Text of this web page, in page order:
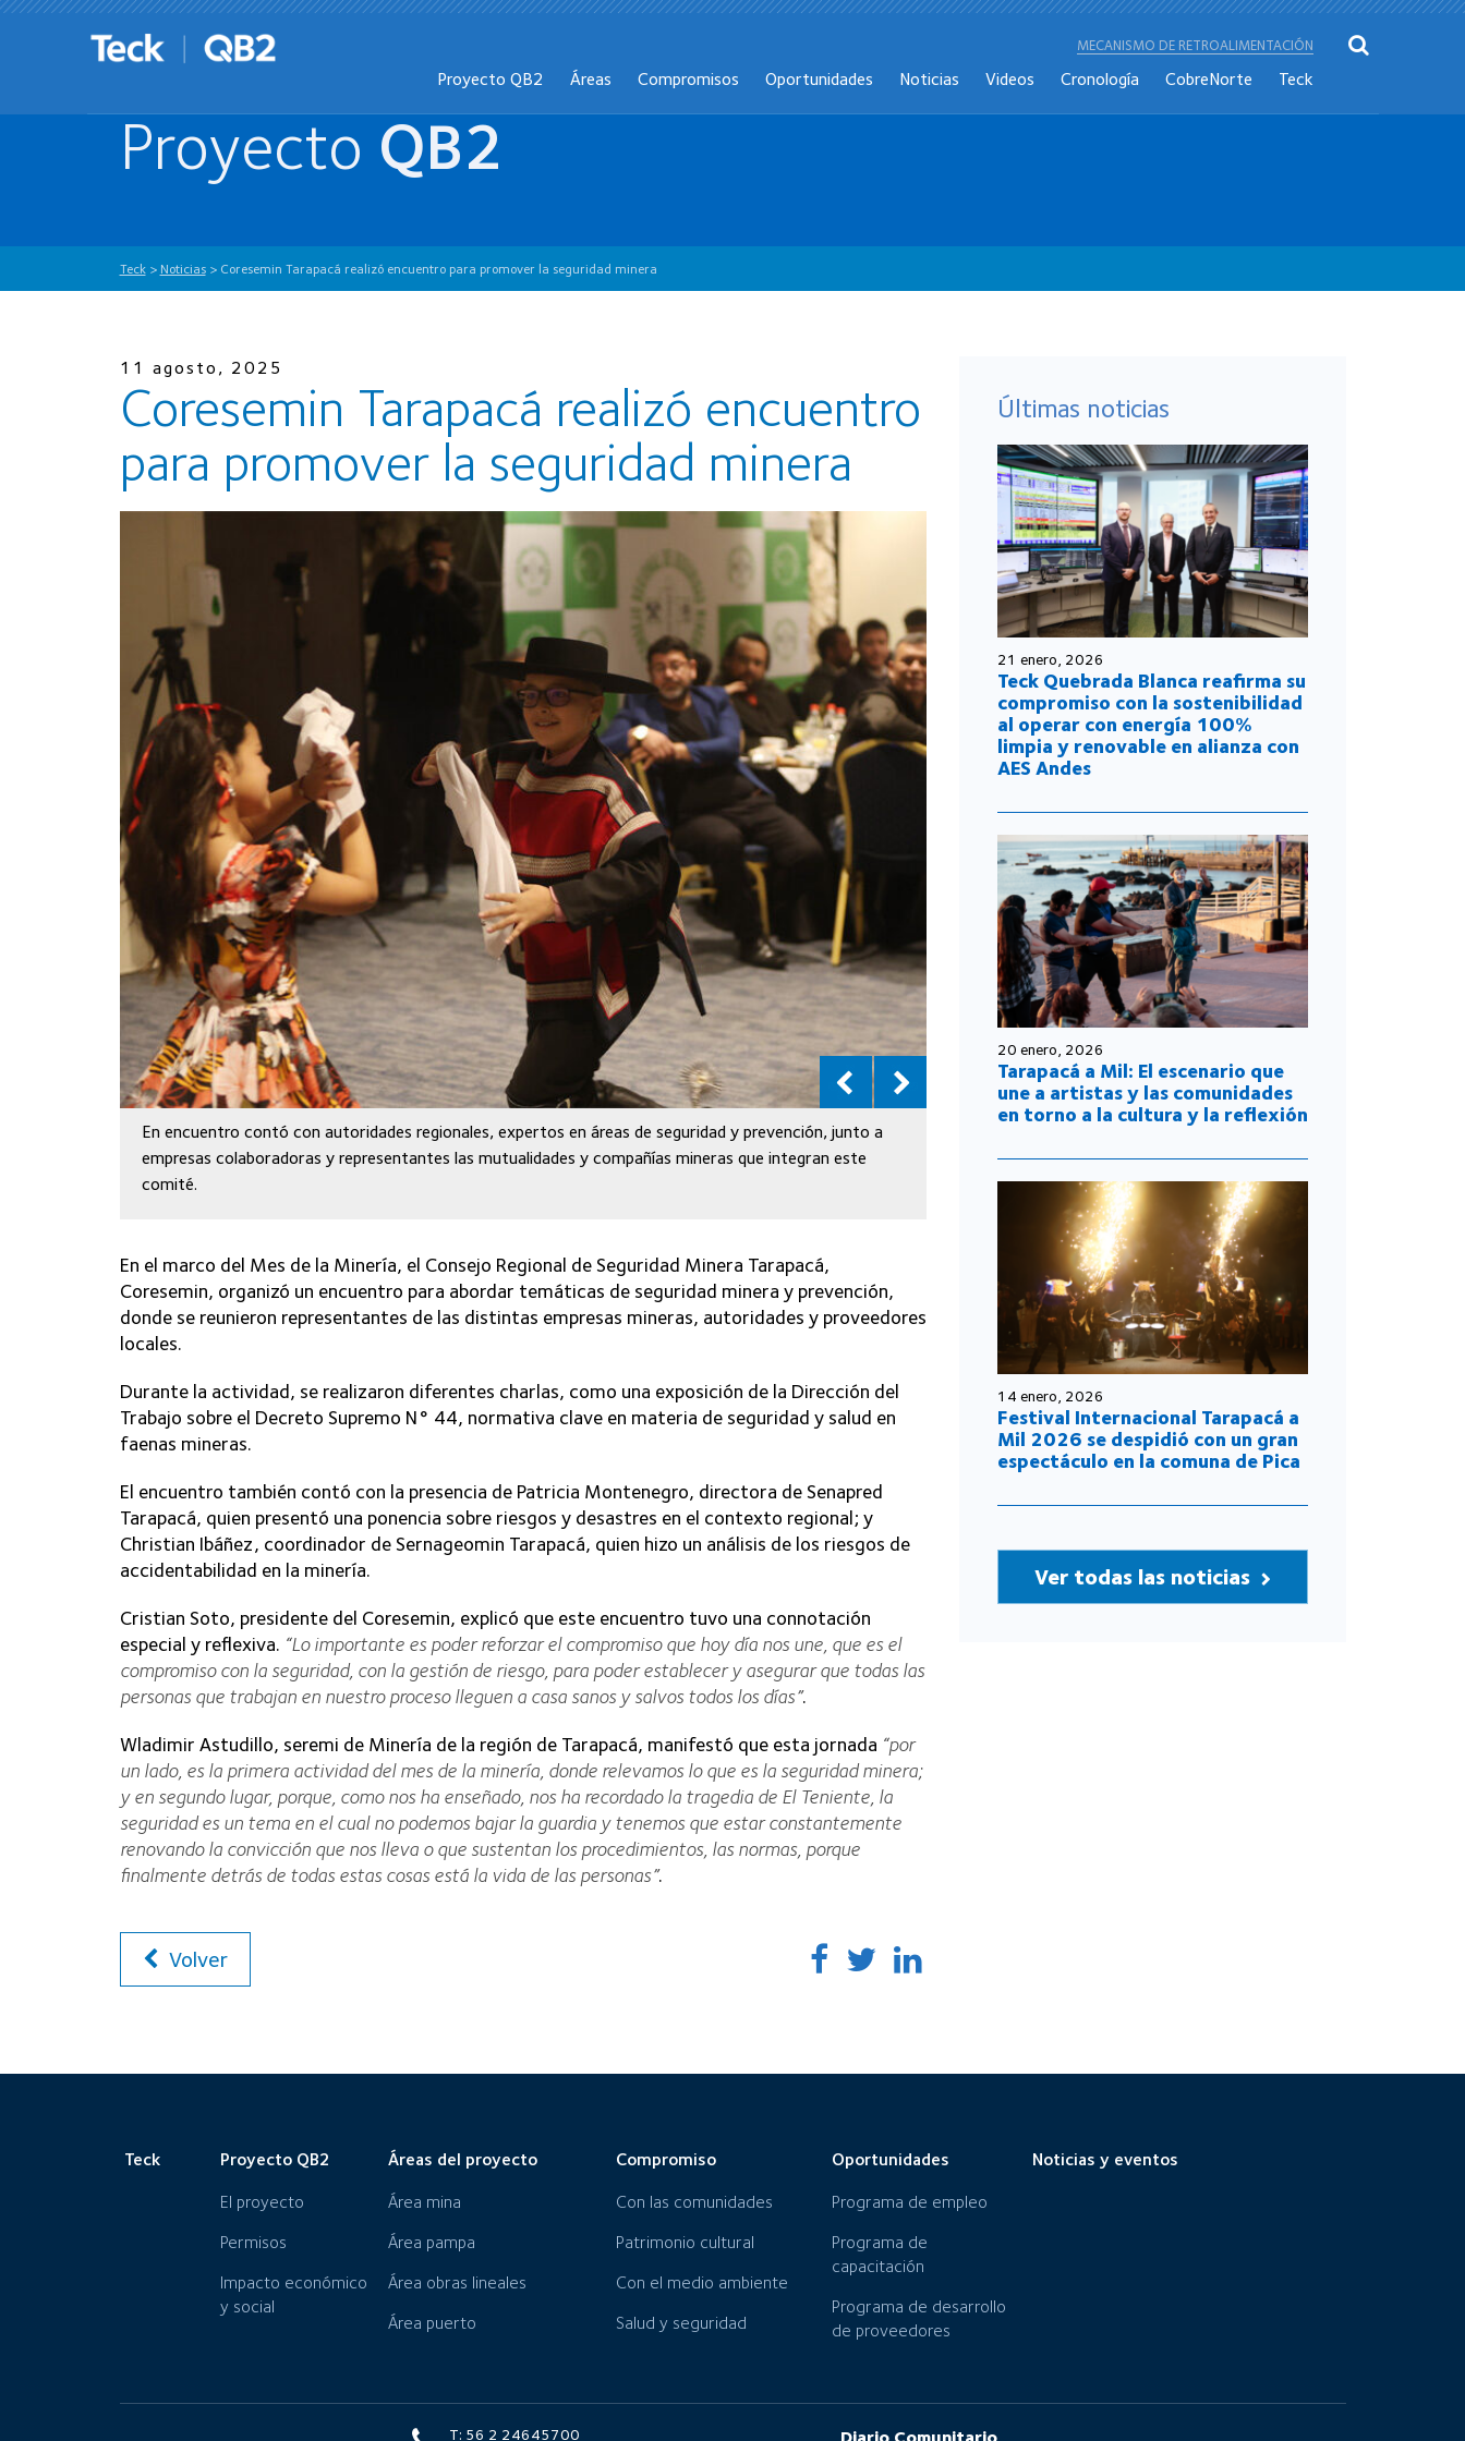
MECANISMO DE RETROALIMENTACIÓN
Proyecto QB2 Áreas Compromisos Oportunidades Noticias Videos Cronología CobreNorte Teck
Proyecto QB2
Teck> Noticias> Coresemin Tarapacá realizó encuentro para promover la seguridad minera
11 agosto, 2025
Coresemin Tarapacá realizó encuentro
para promover la seguridad minera
En encuentro contó con autoridades regionales, expertos en áreas de seguridad y prevención, junto a
empresas colaboradoras y representantes las mutualidades y compañías mineras que integran este
comité.
En el marco del Mes de la Minería, el Consejo Regional de Seguridad Minera Tarapacá,
Coresemin, organizó un encuentro para abordar temáticas de seguridad minera y prevención,
donde se reunieron representantes de las distintas empresas mineras, autoridades y proveedores
locales.
Durante la actividad, se realizaron diferentes charlas, como una exposición de la Dirección del
Trabajo sobre el Decreto Supremo N° 44, normativa clave en materia de seguridad y salud en
faenas mineras.
El encuentro también contó con la presencia de Patricia Montenegro, directora de Senapred
Tarapacá, quien presentó una ponencia sobre riesgos y desastres en el contexto regional; y
Christian Ibáñez, coordinador de Sernageomin Tarapacá, quien hizo un análisis de los riesgos de
accidentabilidad en la minería.
Cristian Soto, presidente del Coresemin, explicó que este encuentro tuvo una connotación
especial y reflexiva. “Lo importante es poder reforzar el compromiso que hoy día nos une, que es el
compromiso con la seguridad, con la gestión de riesgo, para poder establecer y asegurar que todas las
personas que trabajan en nuestro proceso lleguen a casa sanos y salvos todos los días”.
Wladimir Astudillo, seremi de Minería de la región de Tarapacá, manifestó que esta jornada “por
un lado, es la primera actividad del mes de la minería, donde relevamos lo que es la seguridad minera;
y en segundo lugar, porque, como nos ha enseñado, nos ha recordado la tragedia de El Teniente, la
seguridad es un tema en el cual no podemos bajar la guardia y tenemos que estar constantemente
renovando la convicción que nos lleva o que sustentan los procedimientos, las normas, porque
finalmente detrás de todas estas cosas está la vida de las personas”.
Volver
Últimas noticias
21 enero, 2026
Teck Quebrada Blanca reafirma su
compromiso con la sostenibilidad
al operar con energía 100%
limpia y renovable en alianza con
AES Andes
20 enero, 2026
Tarapacá a Mil: El escenario que
une a artistas y las comunidades
en torno a la cultura y la reflexión
14 enero, 2026
Festival Internacional Tarapacá a
Mil 2026 se despidió con un gran
espectáculo en la comuna de Pica
Ver todas las noticias
Teck Proyecto QB2
El proyecto
Permisos
Impacto económico
y social
Áreas del proyecto
Área mina
Área pampa
Área obras lineales
Área puerto
Compromiso
Con las comunidades
Patrimonio cultural
Con el medio ambiente
Salud y seguridad
Oportunidades
Programa de empleo
Programa de
capacitación
Programa de desarrollo
de proveedores
Noticias y eventos
T: 56 2 24645700